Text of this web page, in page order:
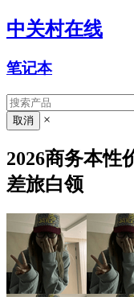
中关村在线
笔记本
×
2026商务本性
差旅白领